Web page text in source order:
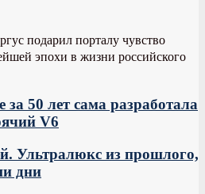
подарил порталу чувство
эпохи в жизни российского
50 лет сама разработала
V6
Ультралюкс из прошлого,
дни